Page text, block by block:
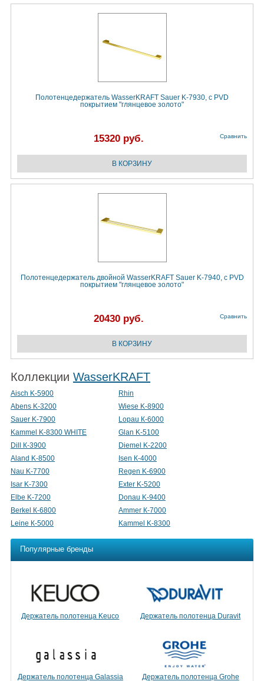
Полотенцедержатель WasserKRAFT Sauer K-7930, с PVD
покрытием "глянцевое золото"
15320 руб. Сравнить
Полотенцедержатель двойной WasserKRAFT Sauer K-7940, с PVD
покрытием "глянцевое золото"
20430 руб. Сравнить
Коллекции WasserKRAFT
Aisch K-5900
Rhin
Abens K-3200
Wiese K-8900
Sauer K-7900
Lopau К-6000
Kammel K-8300 WHITE
Glan K-5100
Dill К-3900
Diemel K-2200
Aland K-8500
Isen К-4000
Nau K-7700
Regen K-6900
Isar K-7300
Exter K-5200
Elbe K-7200
Donau K-9400
Berkel К-6800
Ammer К-7000
Leine К-5000
Kammel K-8300
Популярные бренды
Держатель полотенца Keuco Держатель полотенца Duravit
Держатель полотенца Galassia Держатель полотенца Grohe